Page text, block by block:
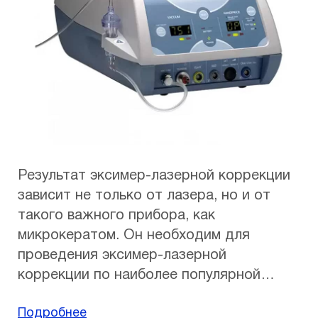
разработать индивидуальную программу
коррекции таким образом, чтобы
максимально компенсировать их в ходе
эксимер-лазерной коррекции зрения для
получения наилучшего результата.
Результат эксимер-лазерной коррекции
зависит не только от лазера, но и от
такого важного прибора, как
микрокератом. Он необходим для
проведения эксимер-лазерной
коррекции по наиболее популярной
воздействию подвергаются не внешние
Подробнее